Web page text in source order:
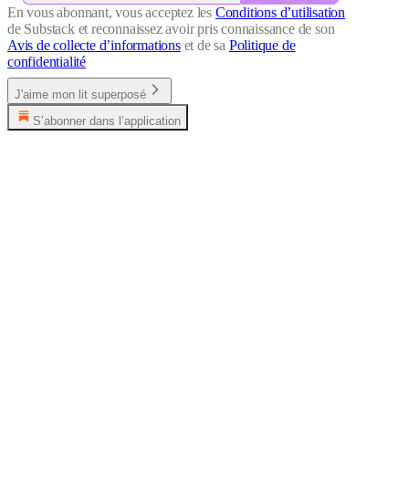
En vous abonnant, vous acceptez les Conditions d’utilisation
de Substack et reconnaissez avoir pris connaissance de son
Avis de collecte d’informationset de sa Politique de
confidentialité
J'aime mon lit superposé
S’abonner dans l’application